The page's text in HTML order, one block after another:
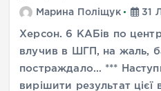
Марина Поліщук 31
Херсон. 6 КАБів по
влучив в ШГП, на жаль,
постраждало… ***
вирішити результат цієї